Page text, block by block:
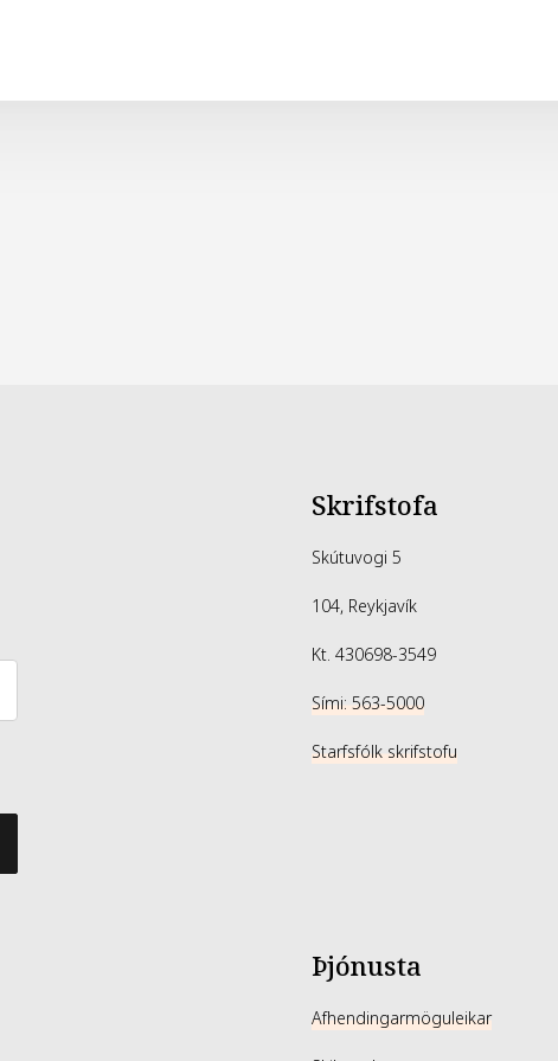
Skrifstofa
Skútuvogi 5
104, Reykjavík
Kt. 430698-3549
Sími: 563-5000
Starfsfólk skrifstofu
Þjónusta
Afhendingarmöguleikar